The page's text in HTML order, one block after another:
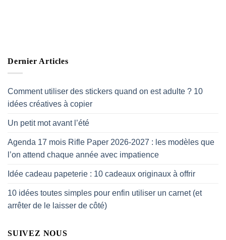
Dernier Articles
Comment utiliser des stickers quand on est adulte ? 10
idées créatives à copier
Un petit mot avant l’été
Agenda 17 mois Rifle Paper 2026-2027 : les modèles que
l’on attend chaque année avec impatience
Idée cadeau papeterie : 10 cadeaux originaux à offrir
10 idées toutes simples pour enfin utiliser un carnet (et
arrêter de le laisser de côté)
SUIVEZ NOUS